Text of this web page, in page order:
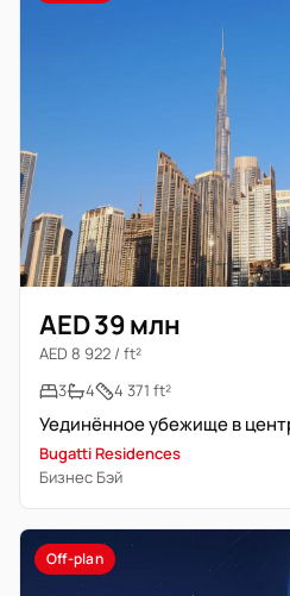
AED 39 млн
AED 8 922 / ft²
3
4 4 371 ft²
Уединённое убежище в
Bugatti Residences
Бизнес Бэй
Off-plan